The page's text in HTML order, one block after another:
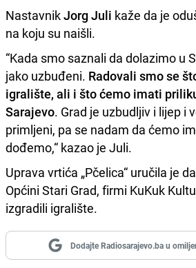
NastavnikJorg Juli kaže da je
na koju su naišli.
“Kada smo saznali da dolazimo u
jako uzbuđeni. Radovali smo se
igralište, ali i što ćemo imati
Sarajevo. Grad je uzbudljiv i lijep i
primljeni, pa se nadam da ćemo
dođemo,“ kazao je Juli.
Uprava vrtića „Pčelica“ uručila je
Općini Stari Grad, firmi KuKuk
izgradili igralište.
Dodajte Radiosarajevo.ba u